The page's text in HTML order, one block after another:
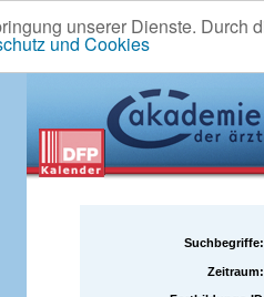
unserer Dienste. Durch
und Cookies
Suchbegriffe:
Zeitraum: